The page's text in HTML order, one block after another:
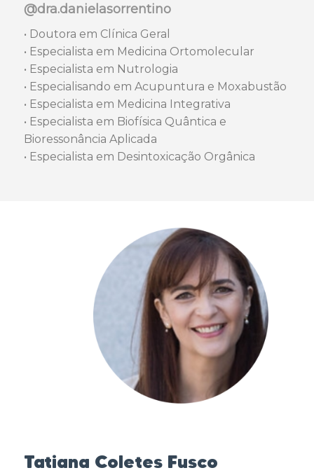
@dra.danielasorrentino
• Doutora em Clínica Geral
• Especialista em Medicina Ortomolecular
• Especialista em Nutrologia
• Especialisando em Acupuntura e Moxabustão
• Especialista em Medicina Integrativa
• Especialista em Biofísica Quântica e
Bioressonância Aplicada
• Especialista em Desintoxicação Orgânica
Tatiana Coletes Fusco